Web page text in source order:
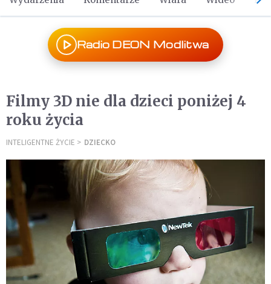
Radio DEON Modlitwa
Filmy 3D nie dla dzieci poniżej 4
roku życia
INTELIGENTNE ŻYCIE DZIECKO